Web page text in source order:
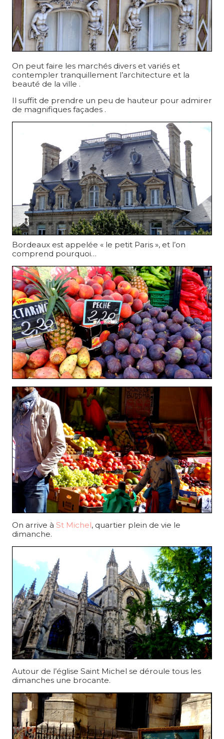
On peut faire les marchés divers et variés et
contempler tranquillement l’architecture et la
beauté de la ville .
Il suffit de prendre un peu de hauteur pour admirer
de magnifiques façades .
Bordeaux est appelée « le petit Paris », et l’on
comprend pourquoi…
On arrive à St Michel, quartier plein de vie le
dimanche.
Autour de l’église Saint Michel se déroule tous les
dimanches une brocante.